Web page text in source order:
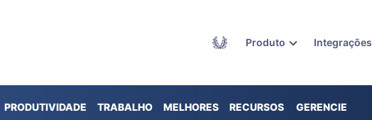
AcademyProduto
PRODUTIVIDADE TRABALHO MELHORES RECURSOS GERENCIE